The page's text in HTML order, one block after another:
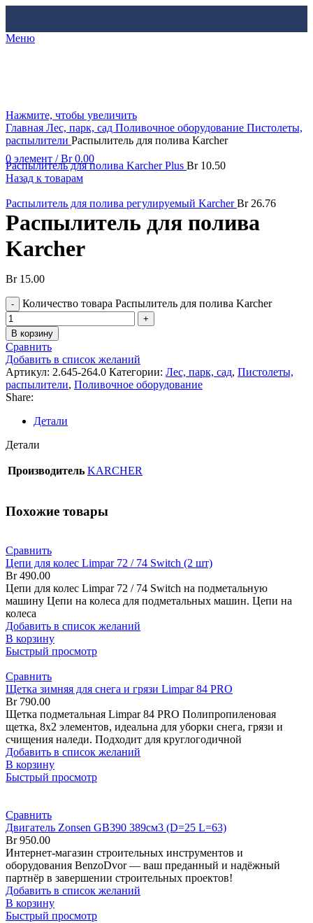
Меню
0 элемент / Br0.00
Нажмите, чтобы увеличить
Главная Лес, парк, сад Поливочное оборудование Пистолеты,
распылители Распылитель для полива Karcher
Распылитель для полива Karcher Plus Br10.50
Назад к товарам
Распылитель для полива регулируемый KarcherBr26.76
Распылитель для полива
Karcher
Br15.00
Количество товара Распылитель для полива Karcher
В корзину
Сравнить
Добавить в список желаний
Артикул: 2.645-264.0 Категории: Лес, парк, сад, Пистолеты,
распылители, Поливочное оборудование
Share:
Детали
Детали
Производитель KARCHER
Похожие товары
Сравнить
Цепи для колес Limpar 72 / 74 Switch (2 шт)
Br490.00
Цепи для колес Limpar 72 / 74 Switch на подметальную
машину Цепи на колеса для подметальных машин. Цепи на
колеса
Добавить в список желаний
В корзину
Быстрый просмотр
Сравнить
Щетка зимняя для снега и грязи Limpar 84 PRO
Br790.00
Щетка подметальная Limpar 84 PRO Полипропиленовая
щетка, 8х2 элементов, идеальна для уборки снега, грязи и
счищения наледи. Подходит для круглогодичной
Добавить в список желаний
В корзину
Быстрый просмотр
Сравнить
Двигатель Zonsen GB390 389см3 (D=25 L=63)
Br950.00
Интернет-магазин строительных инструментов и
оборудования BenzoDvor — ваш преданный и надёжный
партнёр в завершении строительных проектов!
Добавить в список желаний
В корзину
Быстрый просмотр